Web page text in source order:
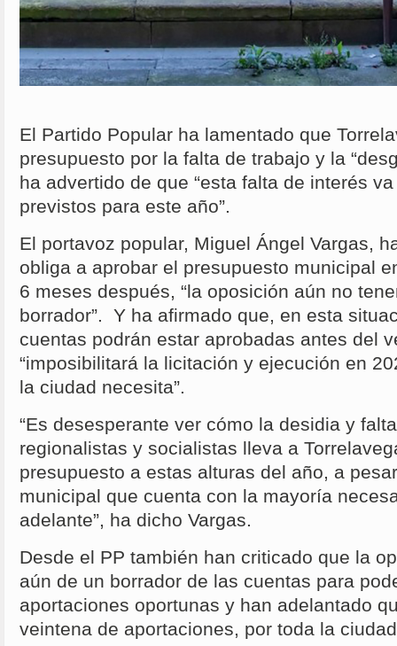
El Partido Popular ha lamentado que
presupuesto por la falta de trabajo y la
ha advertido de que “esta falta de interés
previstos para este año”.
El portavoz popular, Miguel Ángel Vargas,
obliga a aprobar el presupuesto municipal
6 meses después, “la oposición aún no
borrador”. Y ha afirmado que, en esta
cuentas podrán estar aprobadas antes del
“imposibilitará la licitación y ejecución en
la ciudad necesita”.
“Es desesperante ver cómo la desidia y
regionalistas y socialistas lleva a
presupuesto a estas alturas del año, a
municipal que cuenta con la mayoría
adelante”, ha dicho Vargas.
Desde el PP también han criticado que la
aún de un borrador de las cuentas para
aportaciones oportunas y han adelantado
veintena de aportaciones, por toda la